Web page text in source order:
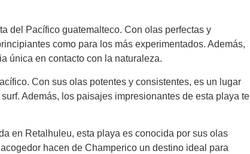
del Pacífico guatemalteco. Con olas perfectas y
como para los más experimentados. Además,
única en contacto con la naturaleza.
Con sus olas potentes y consistentes, es un lugar
Además, los paisajes impresionantes de esta playa te
en Retalhuleu, esta playa es conocida por sus olas
hacen de Champerico un destino ideal para